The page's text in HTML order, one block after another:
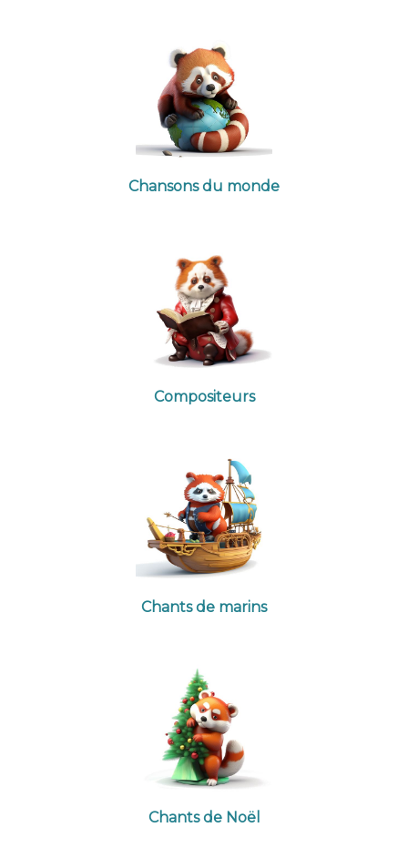
Chansons du monde
Compositeurs
Chants de marins
Chants de Noël